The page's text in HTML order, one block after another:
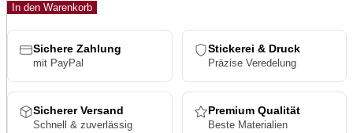
In den Warenkorb
Sichere Zahlung
mit PayPal
Stickerei & Druck
Präzise Veredelung
Sicherer Versand
Schnell & zuverlässig
Premium Qualität
Beste Materialien